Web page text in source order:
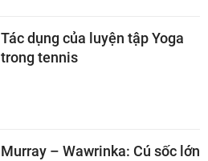
Tác dụng của luyện tập Yoga
trong tennis
Murray – Wawrinka: Cú sốc lớn